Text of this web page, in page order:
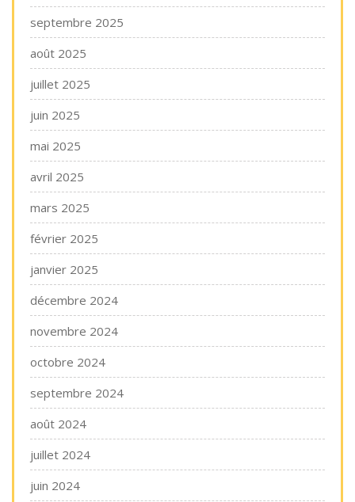
septembre 2025
août 2025
juillet 2025
juin 2025
mai 2025
avril 2025
mars 2025
février 2025
janvier 2025
décembre 2024
novembre 2024
octobre 2024
septembre 2024
août 2024
juillet 2024
juin 2024